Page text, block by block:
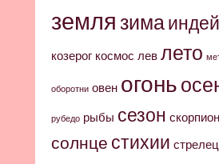
земля зима
козерог космос лев лето
оборотни овен огонь
рубедо рыбы сезон скорпион
солнце стихии стрелец